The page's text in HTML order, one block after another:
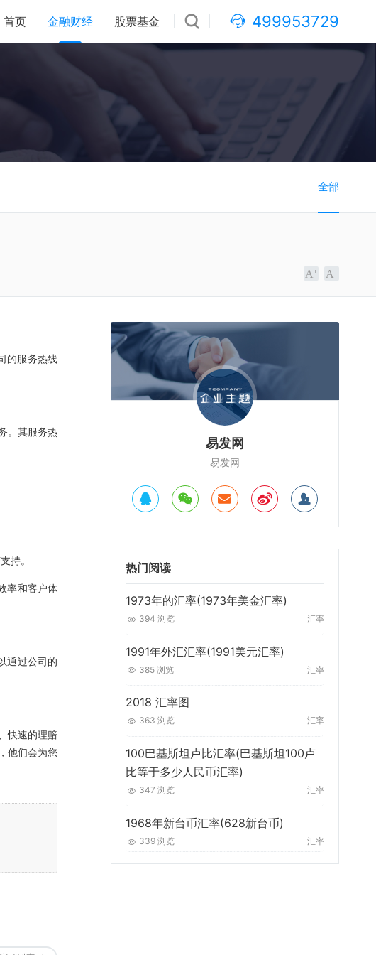
499953729
首页 金融财经 股票基金
全部
的服务热线
。其服务热
持。
率和客户体
通过公司的
快速的理赔
他们会为您
易发网
易发网
热门阅读
1973年的汇率(1973年美金汇率)
394 浏览 汇率
1991年外汇汇率(1991美元汇率)
385 浏览 汇率
2018 汇率图
363 浏览 汇率
100巴基斯坦卢比汇率(巴基斯坦100卢
比等于多少人民币汇率)
347 浏览 汇率
1968年新台币汇率(628新台币)
339 浏览 汇率